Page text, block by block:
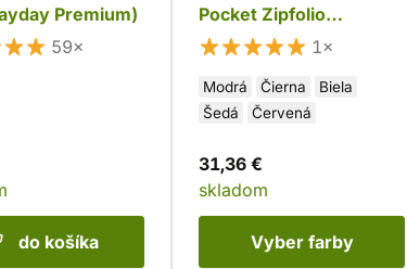
Premium)
59×
do košíka
Pocket Zipfolio
XenoSkin
1×
Modrá Čierna
Biela
Šedá
Červená
31,36 €
skladom
Vyber farby